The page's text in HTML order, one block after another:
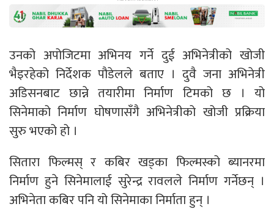
उनको अपोजिटमा अभिनय गर्ने दुई अभिनेत्रीको खोजी
भैइरहेको निर्देशक पौडेलले बताए । दुवै जना अभिनेत्री
अडिसनबाट छान्ने तयारीमा निर्माण टिमको छ । यो
सिनेमाको निर्माण घोषणासँगै अभिनेत्रीको खोजी प्रक्रिया
सुरु भएको हो ।
सितारा फिल्मस् र कबिर खड्का फिल्मस्को ब्यानरमा
निर्माण हुने सिनेमालाई सुरेन्द्र रावलले निर्माण गर्नेछन् ।
अभिनेता कबिर पनि यो सिनेमाका निर्माता हुन् ।